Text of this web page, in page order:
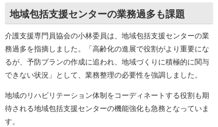
地域包括支援センターの業務過多も課題
介護支援専門員協会の小林委員は、地域包括支援センターの業
務過多を指摘しました。「高齢化の進展で役割がより重要にな
るが、予防プランの作成に追われ、地域づくりに積極的に関与
できない状況」として、業務整理の必要性を強調しました。
地域のリハビリテーション体制をコーディネートする役割も期
待される地域包括支援センターの機能強化も急務となっていま
す。